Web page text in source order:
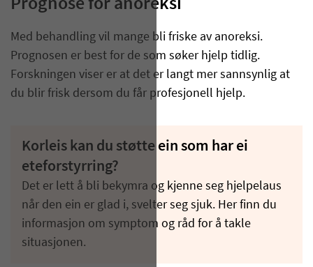
Prognose for anoreksi
Med behandling vil mange bli friske av anoreksi.
Prognosen er best for de som søker hjelp tidlig.
Forskningen viser er at det er langt mer sannsynlig at
du blir frisk dersom du får profesjonell hjelp.
Korleis kan du støtte ein som har ei
eteforstyrring?
Det er lett å bli bekymra og kjenne seg hjelpelaus
når den ein er glad i, svelter seg sjuk. Her finn du
informasjon om symptom og råd for å takle
situasjonen.